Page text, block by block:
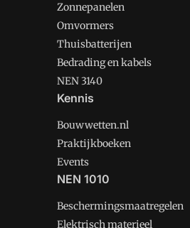
Zonnepanelen
Omvormers
Thuisbatterijen
Bedrading en kabels
NEN 3140
Kennis
Bouwwetten.nl
Praktijkboeken
Events
NEN 1010
Beschermingsmaatregelen
Elektrisch materieel